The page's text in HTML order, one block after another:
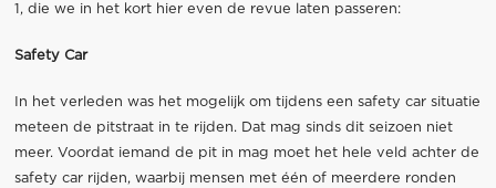
1, die we in het kort hier even de revue laten passeren:
Safety Car
In het verleden was het mogelijk om tijdens een safety car situatie
meteen de pitstraat in te rijden. Dat mag sinds dit seizoen niet
meer. Voordat iemand de pit in mag moet het hele veld achter de
safety car rijden, waarbij mensen met één of meerdere ronden